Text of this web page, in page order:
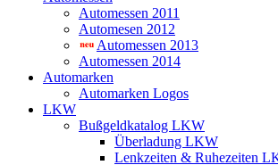
Automessen 2011
Automesen 2012
Automessen 2013
Automessen 2014
Automarken
Automarken Logos
LKW
Bußgeldkatalog LKW
Überladung LKW
Lenkzeiten & Ruhezeiten